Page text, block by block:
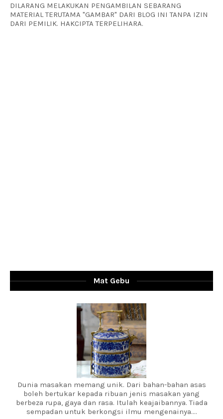
DILARANG MELAKUKAN PENGAMBILAN SEBARANG
MATERIAL TERUTAMA "GAMBAR" DARI BLOG INI TANPA IZIN
DARI PEMILIK. HAKCIPTA TERPELIHARA.
Mat Gebu
Dunia masakan memang unik. Dari bahan-bahan asas
boleh bertukar kepada ribuan jenis masakan yang
berbeza rupa, gaya dan rasa. Itulah keajaibannya. Tiada
sempadan untuk berkongsi ilmu mengenainya....